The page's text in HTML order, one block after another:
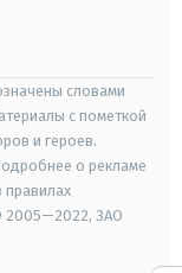
словами
с пометкой
и героев.
о рекламе
правилах
2005—2022, ЗАО